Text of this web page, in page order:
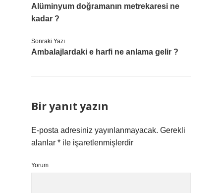
Alüminyum doğramanın metrekaresi ne
kadar ?
Sonraki Yazı
Ambalajlardaki e harfi ne anlama gelir ?
Bir yanıt yazın
E-posta adresiniz yayınlanmayacak. Gerekli
alanlar * ile işaretlenmişlerdir
Yorum